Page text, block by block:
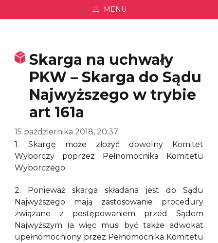
MENU
Skarga na uchwały
PKW – Skarga do Sądu
Najwyższego w trybie
art 161a
15 października 2018, 20:37
1. Skargę może złożyć dowolny Komitet
Wyborczy poprzez Pełnomocnika Komitetu
Wyborczego.
2. Ponieważ skarga składana jest do Sądu
Najwyższego mają zastosowanie procedury
związane z postępowaniem przed Sądem
Najwyższym (a więc musi być także adwokat
upełnomocniony przez Pełnomocnika Komitetu